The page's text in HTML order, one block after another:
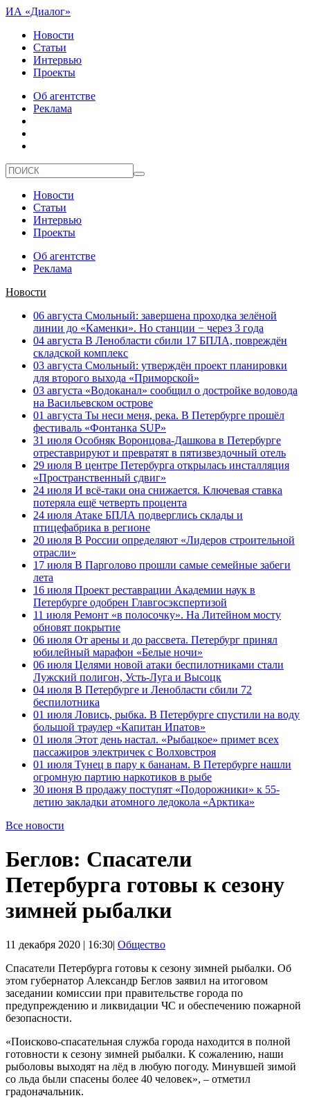
ИА «Диалог»
Новости
Статьи
Интервью
Проекты
Об агентстве
Реклама
Новости
Статьи
Интервью
Проекты
Об агентстве
Реклама
Новости
06 августа Смольный: завершена проходка зелёной
линии до «Каменки». Но станции − через 3 года
04 августа В Ленобласти сбили 17 БПЛА, повреждён
складской комплекс
03 августа Смольный: утверждён проект планировки
для второго выхода «Приморской»
03 августа «Водоканал» сообщил о достройке водовода
на Васильевском острове
01 августа Ты неси меня, река. В Петербурге прошёл
фестиваль «Фонтанка SUP»
31 июля Особняк Воронцова-Дашкова в Петербурге
отреставрируют и превратят в пятизвездочный отель
29 июля В центре Петербурга открылась инсталляция
«Пространственный сдвиг»
24 июля И всё-таки она снижается. Ключевая ставка
потеряла ещё четверть процента
24 июля Атаке БПЛА подверглись склады и
птицефабрика в регионе
20 июля В России определяют «Лидеров строительной
отрасли»
17 июля В Парголово прошли самые семейные забеги
лета
16 июля Проект реставрации Академии наук в
Петербурге одобрен Главгосэкспертизой
11 июля Ремонт «в полосочку». На Литейном мосту
обновят покрытие
06 июля От арены и до рассвета. Петербург принял
юбилейный марафон «Белые ночи»
06 июля Целями новой атаки беспилотниками стали
Лужский полигон, Усть-Луга и Высоцк
04 июля В Петербурге и Ленобласти сбили 72
беспилотника
01 июля Ловись, рыбка. В Петербурге спустили на воду
большой траулер «Капитан Ипатов»
01 июля Этот день настал. «Рыбацкое» примет всех
пассажиров электричек с Волховстроя
01 июля Тунец в пару к бананам. В Петербурге нашли
огромную партию наркотиков в рыбе
30 июня В продажу поступят «Подорожники» к 55-
летию закладки атомного ледокола «Арктика»
Все новости
Беглов: Спасатели
Петербурга готовы к сезону
зимней рыбалки
11 декабря 2020 | 16:30| Общество
Спасатели Петербурга готовы к сезону зимней рыбалки. Об
этом губернатор Александр Беглов заявил на итоговом
заседании комиссии при правительстве города по
предупреждению и ликвидации ЧС и обеспечению пожарной
безопасности.
«Поисково-спасательная служба города находится в полной
готовности к сезону зимней рыбалки. К сожалению, наши
рыболовы выходят на лёд в любую погоду. Минувшей зимой
со льда были спасены более 40 человек», – отметил
градоначальник.